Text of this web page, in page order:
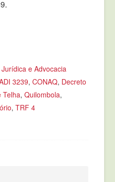
e Advocacia
3239,CONAQ, Decreto
Telha,Quilombola,
,TRF 4